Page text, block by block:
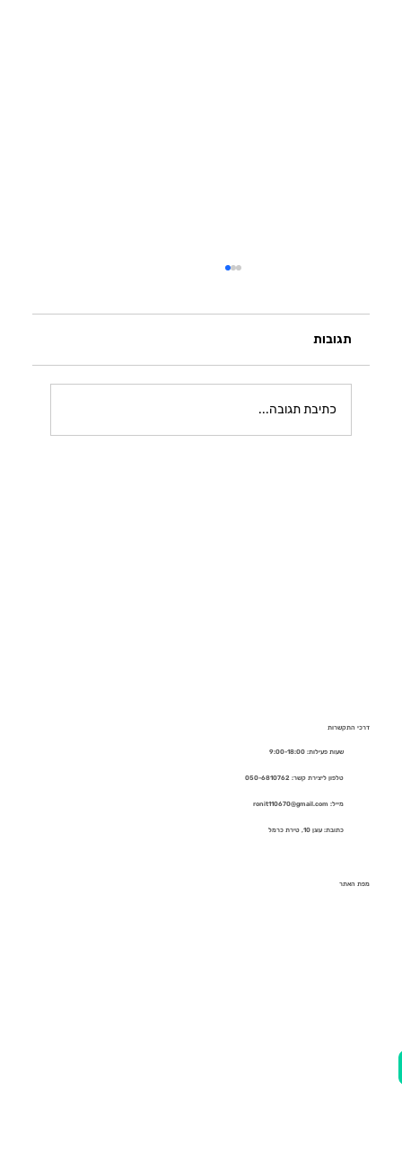
הקשיבו ללב
תגובות
כתיבת תגובה...
דרכי התקשרות
שעות פעילות: 9:00-18:00
טלפון ליצירת קשר: 050-6810762
מייל: ronit110670@gmail.com
כתובת: עוגן 10, טירת כרמל
מפת האתר